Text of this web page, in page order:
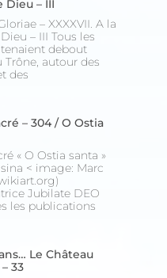
Dieu – III
– XXXXVII. A la
– III Tous les
debout
Trône, autour des
des
– 304 / O Ostia
« O Ostia santa »
< image: Marc
Jubilate DEO
les publications
Le Château
33